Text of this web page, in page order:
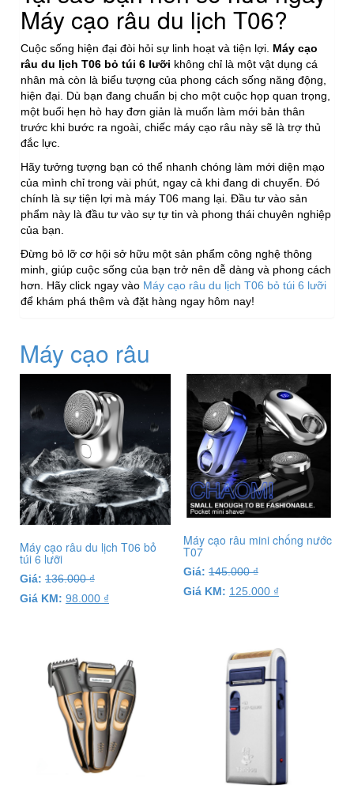
Máy cạo râu du lịch T06?
Cuộc sống hiện đại đòi hỏi sự linh hoạt và tiện lợi. Máy cạo
râu du lịch T06 bỏ túi 6 lưỡi không chỉ là một vật dụng cá
nhân mà còn là biểu tượng của phong cách sống năng động,
hiện đại. Dù bạn đang chuẩn bị cho một cuộc họp quan trọng,
một buổi hẹn hò hay đơn giản là muốn làm mới bản thân
trước khi bước ra ngoài, chiếc máy cạo râu này sẽ là trợ thủ
đắc lực.
Hãy tưởng tượng bạn có thể nhanh chóng làm mới diện mạo
của mình chỉ trong vài phút, ngay cả khi đang di chuyển. Đó
chính là sự tiện lợi mà máy T06 mang lại. Đầu tư vào sản
phẩm này là đầu tư vào sự tự tin và phong thái chuyên nghiệp
của bạn.
Đừng bỏ lỡ cơ hội sở hữu một sản phẩm công nghệ thông
minh, giúp cuộc sống của bạn trở nên dễ dàng và phong cách
hơn. Hãy click ngay vào Máy cạo râu du lịch T06 bỏ túi 6 lưỡi
để khám phá thêm và đặt hàng ngay hôm nay!
Máy cạo râu
Máy cạo râu du lịch T06 bỏ
túi 6 lưỡi
Giá: 136.000₫
Giá KM: 98.000 ₫
Máy cạo râu mini chống nước
T07
Giá: 145.000₫
Giá KM: 125.000 ₫